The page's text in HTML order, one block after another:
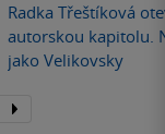
Radka Třeštíková
autorskou kapitolu.
jako Velikovsky